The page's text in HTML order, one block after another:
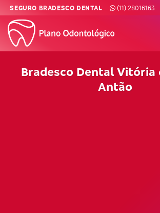
Skip
content
SEGURO BRADESCO DENTAL (11) 28016163
Bradesco Dental Vitória
Antão